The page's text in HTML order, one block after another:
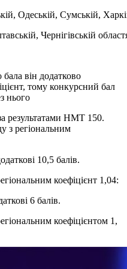
Одеській, Сумській,
Чернігівській
він додатково
тому конкурсний бал
нього
результатами НМТ 150.
з регіональним
10,5 балів.
коефіцієнт 1,04:
6 балів.
коефіцієнтом 1,